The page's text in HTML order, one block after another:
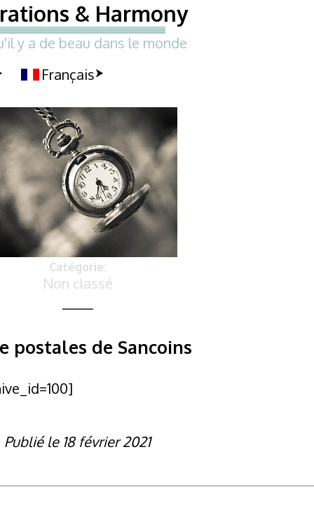
& Harmony
y a de beau dans le monde
Français
Catégorie:
Non classé
postales de Sancoins
Publié le 18 février 2021